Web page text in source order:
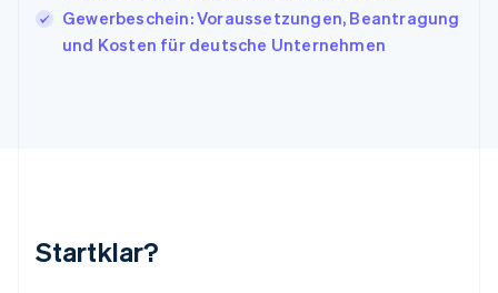
Gewerbeschein: Voraussetzungen, Beantragung
und Kosten für deutsche Unternehmen
Startklar?
English
Liechtenstein
English